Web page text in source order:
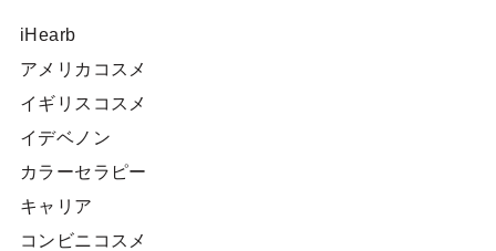
iHearb
アメリカコスメ
イギリスコスメ
イデベノン
カラーセラピー
キャリア
コンビニコスメ